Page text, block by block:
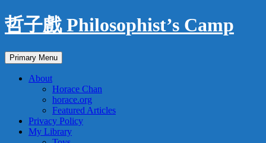
Skip
to
哲子戲 Philosophist’s Camp
Search
Primary Menu
About
Horace Chan
horace.org
Featured Articles
Privacy Policy
My Library